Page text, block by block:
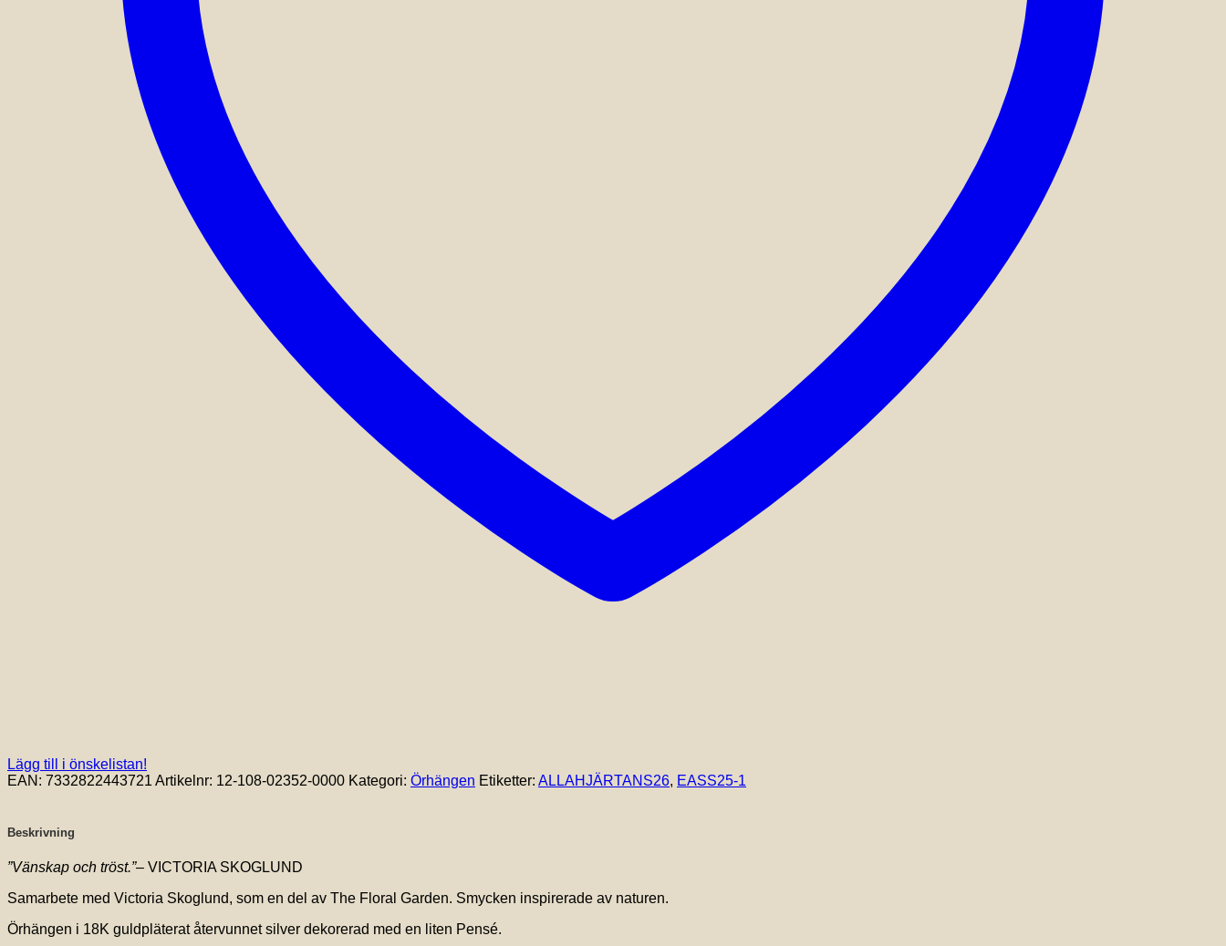
Lägg till i önskelistan!
EAN: 7332822443721 Artikelnr: 12-108-02352-0000 Kategori: Örhängen Etiketter: ALLAHJÄRTANS26, EASS25-1
Beskrivning
”Vänskap och tröst.”– VICTORIA SKOGLUND
Samarbete med Victoria Skoglund, som en del av The Floral Garden. Smycken inspirerade av naturen.
Örhängen i 18K guldpläterat återvunnet silver dekorerad med en liten Pensé.